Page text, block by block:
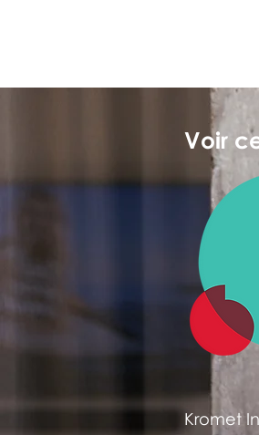
Voir
Kromet